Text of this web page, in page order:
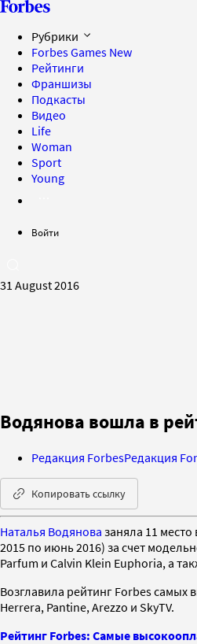
Рубрики
Forbes Games New
Рейтинги
Франшизы
Подкасты
Видео
Life
Woman
Sport
Young
Войти
31 August 2016
Водянова вошла в
Редакция ForbesРедакция
Копировать ссылку
Наталья Водянова заняла 11 место
2015 по июнь 2016) за счет
Parfum и Calvin Klein Euphoria, а
Возглавила рейтинг Forbes самых
Herrera, Pantine, Arezzo и SkyTV.
Рейтинг Forbes: Самые